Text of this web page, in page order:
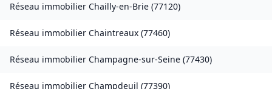
Réseau immobilier Chailly-en-Brie (77120)
Réseau immobilier Chaintreaux (77460)
Réseau immobilier Champagne-sur-Seine (77430)
Réseau immobilier Champdeuil (77390)